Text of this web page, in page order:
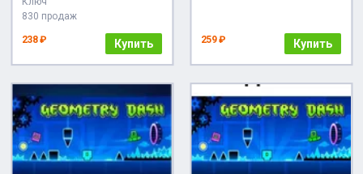
830 продаж
238 ₽ Купить 259 ₽ Купить